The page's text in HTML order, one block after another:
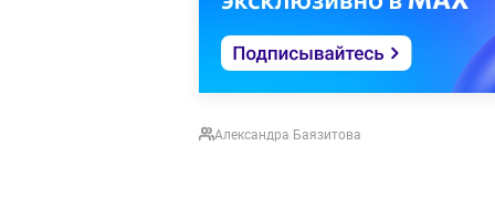
Александра Баязитова